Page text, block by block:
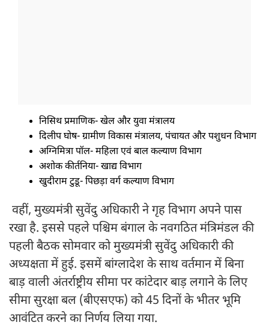
निसिथ प्रमाणिक- खेल और युवा मंत्रालय
दिलीप घोष- ग्रामीण विकास मंत्रालय, पंचायत और पशुधन विभाग
अग्निमित्रा पॉल- महिला एवं बाल कल्याण विभाग
अशोक कीर्तनिया- खाद्य विभाग
खुदीराम टुडू- पिछड़ा वर्ग कल्याण विभाग
वहीं, मुख्यमंत्री सुवेंदु अधिकारी ने गृह विभाग अपने पास
रखा है. इससे पहले पश्चिम बंगाल के नवगठित मंत्रिमंडल की
पहली बैठक सोमवार को मुख्यमंत्री सुवेंदु अधिकारी की
अध्यक्षता में हुई. इसमें बांग्लादेश के साथ वर्तमान में बिना
बाड़ वाली अंतर्राष्ट्रीय सीमा पर कांटेदार बाड़ लगाने के लिए
सीमा सुरक्षा बल (बीएसएफ) को 45 दिनों के भीतर भूमि
आवंटित करने का निर्णय लिया गया.